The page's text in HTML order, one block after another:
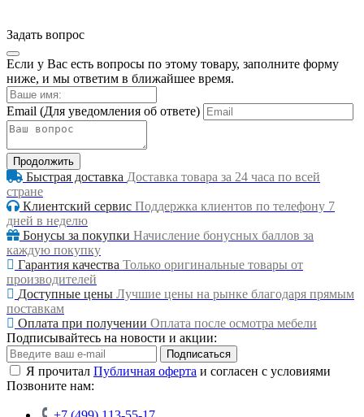
Задать вопрос
Если у Вас есть вопросы по этому товару, заполните форму
ниже, и мы ответим в ближайшее время.
Email (Для уведомления об ответе)
Продолжить
Быстрая доставка Доставка товара за 24 часа по всей
стране
Клиентский сервис Поддержка клиентов по телефону 7
дней в неделю
Бонусы за покупки Начисление бонусных баллов за
каждую покупку
Гарантия качества Только оригинальные товары от
производителей
Доступные цены Лучшие цены на рынке благодаря прямым
поставкам
Оплата при получении Оплата после осмотра мебели
Подписывайтесь на новости и акции:
Подписаться
Я прочитал Публичная оферта и согласен с условиями
Позвоните нам: